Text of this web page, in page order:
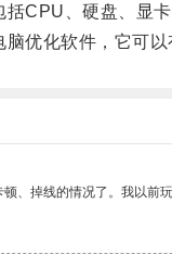
、硬盘、显卡
化软件，它可以
、掉线的情况了。我以前